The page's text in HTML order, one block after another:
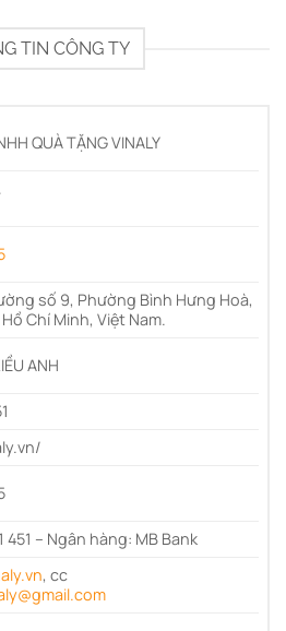
TIN CÔNG TY
QUÀ TẶNG VINALY
số 9, Phường Bình Hưng Hoà,
Chí Minh, Việt Nam.
ANH
451 – Ngân hàng: MB Bank
, cc